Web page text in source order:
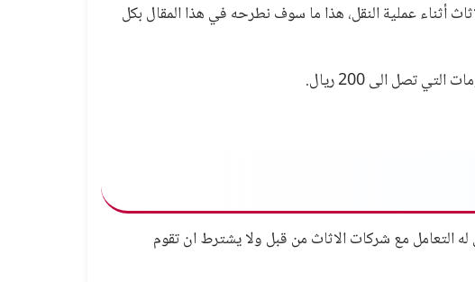
أثناء عملية النقل، هذا ما سوف نطرحه في هذا المقال بكل
تصل الى 200 ريال.
التعامل مع شركات الاثاث من قبل ولا يشترط ان تقوم